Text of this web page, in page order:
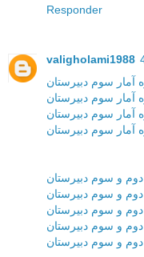
Responder
valigholami1988
آمار سوم دبیرستان
آمار سوم دبیرستان
آمار سوم دبیرستان
آمار سوم دبیرستان
دوم و سوم دبیرستان
دوم و سوم دبیرستان
دوم و سوم دبیرستان
دوم و سوم دبیرستان
دوم و سوم دبیرستان